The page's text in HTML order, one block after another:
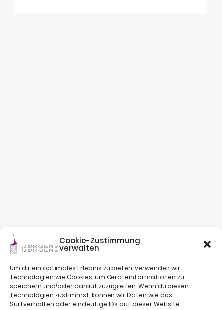
Cookie-Zustimmung
verwalten
Um dir ein optimales Erlebnis zu bieten, verwenden wir
Technologien wie Cookies, um Geräteinformationen zu
speichern und/oder darauf zuzugreifen. Wenn du diesen
Technologien zustimmst, können wir Daten wie das
Surfverhalten oder eindeutige IDs auf dieser Website